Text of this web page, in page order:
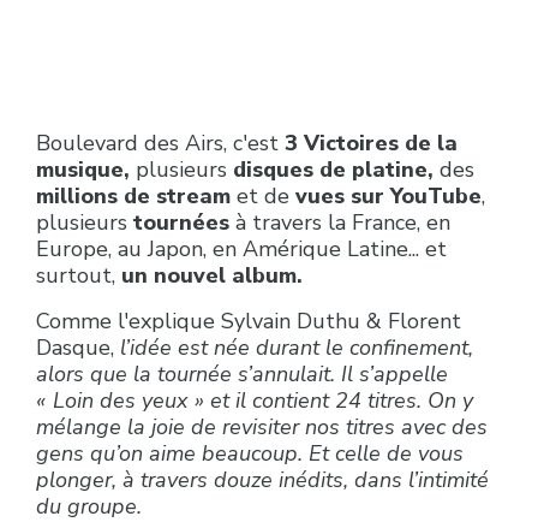
Boulevard des Airs, c'est 3 Victoires de la
musique, plusieurs disques de platine, des
millions de stream et de vues sur YouTube,
plusieurs tournées à travers la France, en
Europe, au Japon, en Amérique Latine... et
surtout, un nouvel album.
Comme l'explique Sylvain Duthu & Florent
Dasque, l’idée est née durant le confinement,
alors que la tournée s’annulait. Il s’appelle
« Loin des yeux » et il contient 24 titres. On y
mélange la joie de revisiter nos titres avec des
gens qu’on aime beaucoup. Et celle de vous
plonger, à travers douze inédits, dans l’intimité
du groupe.